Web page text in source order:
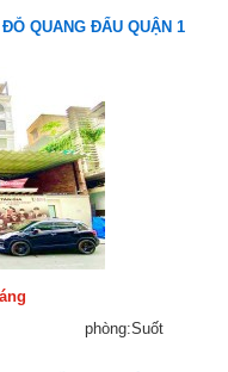
QUANG ĐẨU QUẬN 1
phòng:Suốt